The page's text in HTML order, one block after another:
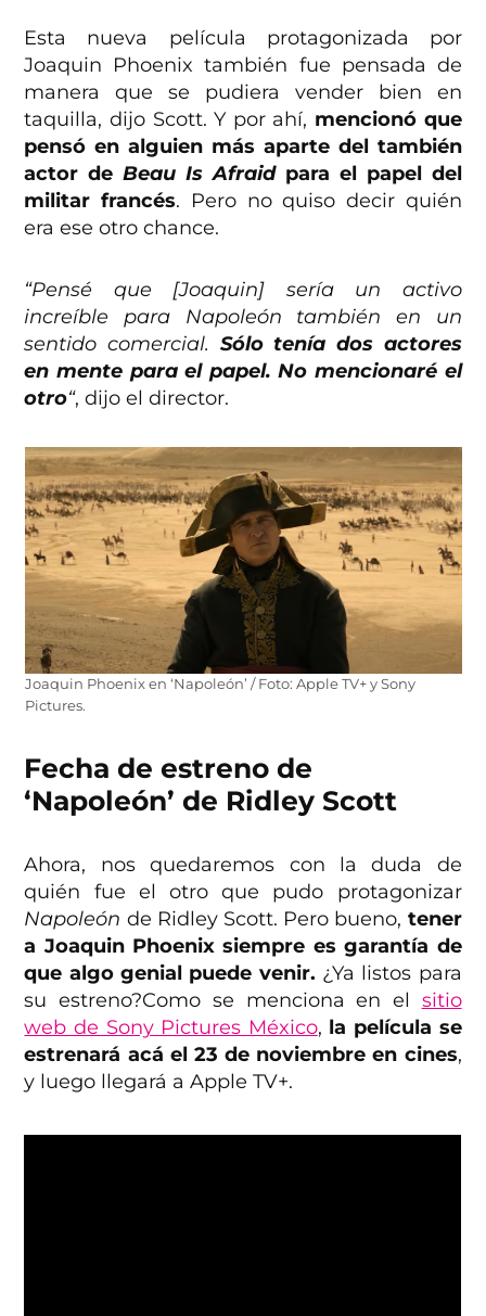
Esta nueva película protagonizada por
Joaquin Phoenix también fue pensada de
manera que se pudiera vender bien en
taquilla, dijo Scott. Y por ahí, mencionó que
pensó en alguien más aparte del también
actor deBeau Is Afraid para el papel del
militar francés. Pero no quiso decir quién
era ese otro chance.
“Pensé que [Joaquin] sería un activo
increíble para Napoleón también en un
sentido comercial. Sólo tenía dos actores
en mente para el papel. No mencionaré el
otro“, dijo el director.
Joaquin Phoenix en ‘Napoleón’ / Foto: Apple TV+ y Sony
Pictures.
Fecha de estreno de
‘Napoleón’ de Ridley Scott
Ahora, nos quedaremos con la duda de
quién fue el otro que pudo protagonizar
Napoleón de Ridley Scott. Pero bueno, tener
a Joaquin Phoenix siempre es garantía de
que algo genial puede venir. ¿Ya listos para
su estreno?Como se menciona en el sitio
web de Sony Pictures México, la película se
estrenará acá el 23 de noviembre en cines,
y luego llegará a Apple TV+.